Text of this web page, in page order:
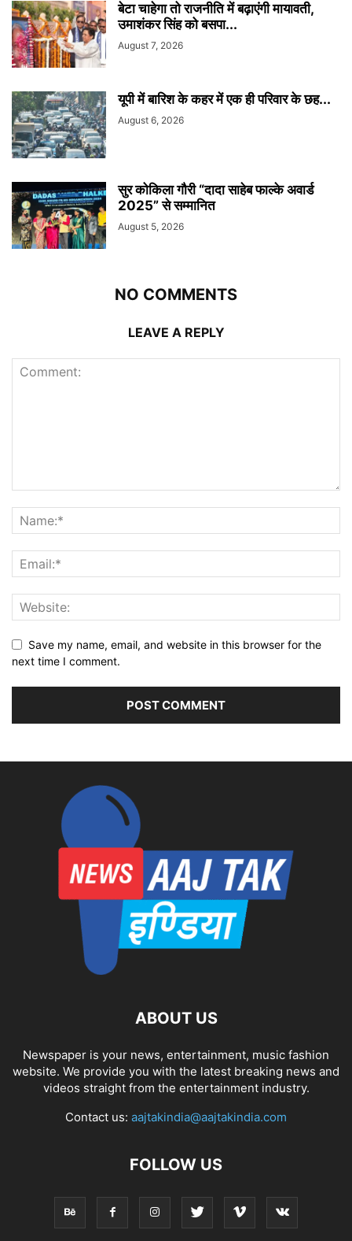
बेटा चाहेगा तो राजनीति में बढ़ाएंगी मायावती,
उमाशंकर सिंह को बसपा...
August 7, 2026
यूपी में बारिश के कहर में एक ही परिवार के छह...
August 6, 2026
सुर कोकिला गौरी “दादा साहेब फाल्के अवार्ड
2025” से सम्मानित
August 5, 2026
NO COMMENTS
LEAVE A REPLY
Save my name, email, and website in this browser for the
next time I comment.
ABOUT US
Newspaper is your news, entertainment, music fashion
website. We provide you with the latest breaking news and
videos straight from the entertainment industry.
Contact us: aajtakindia@aajtakindia.com
FOLLOW US